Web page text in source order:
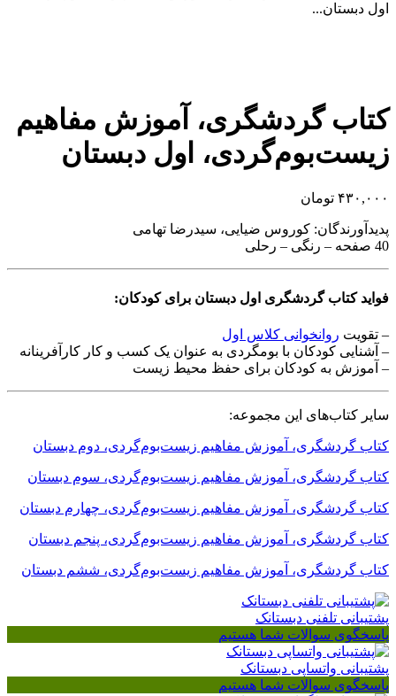
اول دبستان...
کتاب گردشگری، آموزش مفاهیم
زیست‌بوم‌گردی، اول دبستان
۴۳۰,۰۰۰ تومان
پدیدآورندگان: کوروس ضیایی، سیدرضا تهامی
40 صفحه – رنگی – رحلی
فواید کتاب گردشگری اول دبستان برای کودکان:
– تقویت روانخوانی کلاس اول
– آشنایی کودکان با بومگردی به عنوان یک کسب و کار کارآفرینانه
– آموزش به کودکان برای حفظ محیط زیست
سایر کتاب‌های این مجموعه:
کتاب گردشگری، آموزش مفاهیم زیست‌بوم‌گردی، دوم دبستان
کتاب گردشگری، آموزش مفاهیم زیست‌بوم‌گردی، سوم دبستان
کتاب گردشگری، آموزش مفاهیم زیست‌بوم‌گردی، چهارم دبستان
کتاب گردشگری، آموزش مفاهیم زیست‌بوم‌گردی، پنجم دبستان
کتاب گردشگری، آموزش مفاهیم زیست‌بوم‌گردی، ششم دبستان
پشتیبانی تلفنی دبستانک
پاسخگوی سوالات شما هستیم
پشتیبانی واتساپی دبستانک
پاسخگوی سوالات شما هستیم